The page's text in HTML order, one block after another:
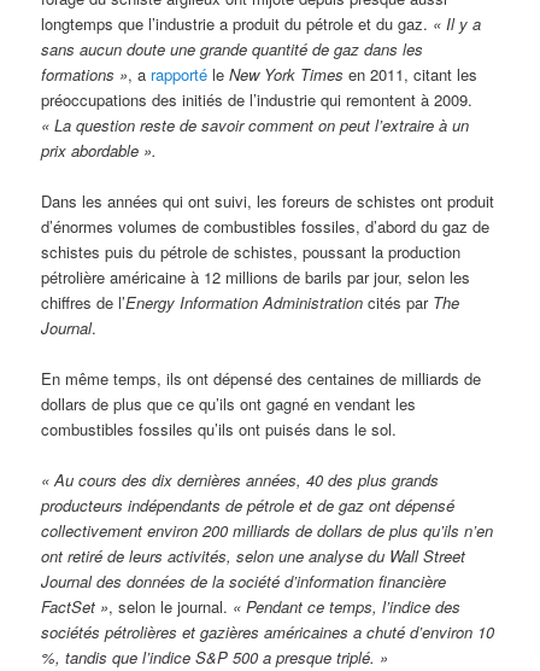
longtemps que l’industrie a produit du pétrole et du gaz. « Il y a
sans aucun doute une grande quantité de gaz dans les
formations », a rapporté leNew York Times en 2011, citant les
préoccupations des initiés de l’industrie qui remontent à 2009.
« La question reste de savoir comment on peut l’extraire à un
prix abordable ».
Dans les années qui ont suivi, les foreurs de schistes ont produit
d’énormes volumes de combustibles fossiles, d’abord du gaz de
schistes puis du pétrole de schistes, poussant la production
pétrolière américaine à 12 millions de barils par jour, selon les
chiffres de l’Energy Information Administration cités par The
Journal.
En même temps, ils ont dépensé des centaines de milliards de
dollars de plus que ce qu’ils ont gagné en vendant les
combustibles fossiles qu’ils ont puisés dans le sol.
« Au cours des dix dernières années, 40 des plus grands
producteurs indépendants de pétrole et de gaz ont dépensé
collectivement environ 200 milliards de dollars de plus qu’ils n’en
ont retiré de leurs activités, selon une analyse du Wall Street
Journal des données de la société d’information financière
FactSet », selon le journal. « Pendant ce temps, l’indice des
sociétés pétrolières et gazières américaines a chuté d’environ 10
%, tandis que l’indice S&P 500 a presque triplé. »